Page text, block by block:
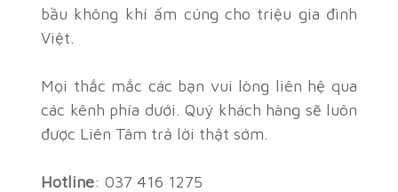
bầu không khí ấm cúng cho triệu gia đình
Việt.
Mọi thắc mắc các bạn vui lòng liên hệ qua
các kênh phía dưới. Quý khách hàng sẽ luôn
được Liên Tâm trả lời thật sớm.
Hotline: 037 416 1275